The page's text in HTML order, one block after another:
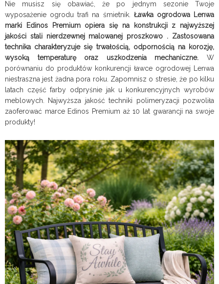
Nie musisz się obawiać, że po jednym sezonie Twoje
wyposażenie ogrodu trafi na śmietnik. Ławka ogrodowa Lenwa
marki Edinos Premium opiera się na konstrukcji z najwyższej
jakości stali nierdzewnej malowanej proszkowo . Zastosowana
technika charakteryzuje się trwałością, odpornością na korozję,
wysoką temperaturę oraz uszkodzenia mechaniczne. W
porównaniu do produktów konkurencji ławce ogrodowej Lenwa
niestraszna jest żadna pora roku. Zapomnisz o stresie, że po kilku
latach część farby odpryśnie jak u konkurencyjnych wyrobów
meblowych. Najwyższa jakość techniki polimeryzacji pozwoliła
zaoferować marce Edinos Premium aż 10 lat gwarancji na swoje
produkty!